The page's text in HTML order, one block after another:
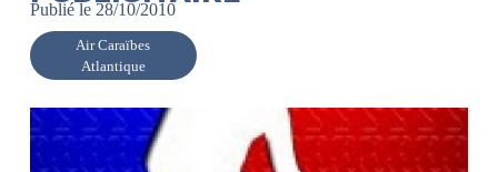
Publié le 28/10/2010
Air Caraïbes
Atlantique